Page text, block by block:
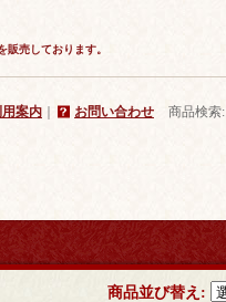
売しております。
用案内 お問い合わせ 商品検索:
商品並び替え :